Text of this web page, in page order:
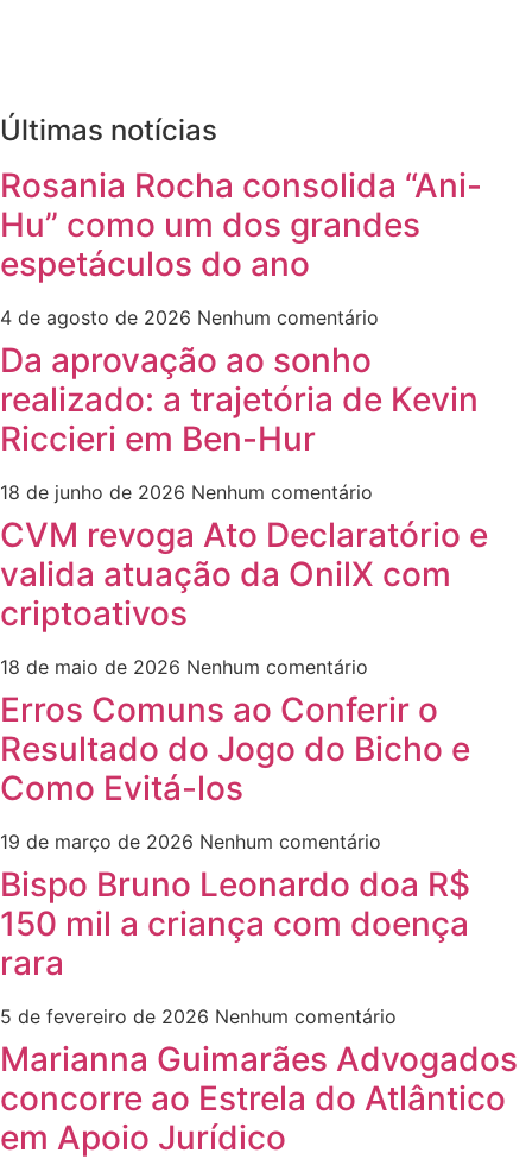
Últimas notícias
Rosania Rocha consolida “Ani-
Hu” como um dos grandes
espetáculos do ano
4 de agosto de 2026 Nenhum comentário
Da aprovação ao sonho
realizado: a trajetória de Kevin
Riccieri em Ben-Hur
18 de junho de 2026 Nenhum comentário
CVM revoga Ato Declaratório e
valida atuação da OnilX com
criptoativos
18 de maio de 2026 Nenhum comentário
Erros Comuns ao Conferir o
Resultado do Jogo do Bicho e
Como Evitá-los
19 de março de 2026 Nenhum comentário
Bispo Bruno Leonardo doa R$
150 mil a criança com doença
rara
5 de fevereiro de 2026 Nenhum comentário
Marianna Guimarães Advogados
concorre ao Estrela do Atlântico
em Apoio Jurídico